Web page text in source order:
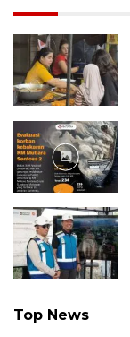
Top News